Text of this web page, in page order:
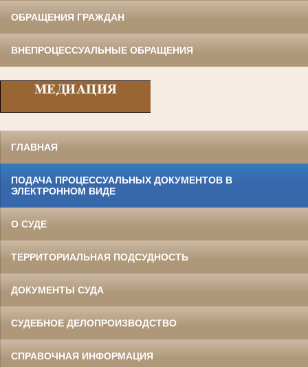
ОБРАЩЕНИЯ ГРАЖДАН
ВНЕПРОЦЕССУАЛЬНЫЕ ОБРАЩЕНИЯ
ГЛАВНАЯ
ПОДАЧА ПРОЦЕССУАЛЬНЫХ ДОКУМЕНТОВ В
ЭЛЕКТРОННОМ ВИДЕ
О СУДЕ
ТЕРРИТОРИАЛЬНАЯ ПОДСУДНОСТЬ
ДОКУМЕНТЫ СУДА
СУДЕБНОЕ ДЕЛОПРОИЗВОДСТВО
СПРАВОЧНАЯ ИНФОРМАЦИЯ